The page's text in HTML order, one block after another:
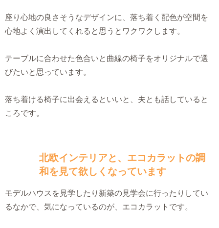
座り心地の良さそうなデザインに、落ち着く配色が空間を
心地よく演出してくれると思うとワクワクします。
テーブルに合わせた色合いと曲線の椅子をオリジナルで選
びたいと思っています。
落ち着ける椅子に出会えるといいと、夫とも話していると
ころです。
北欧インテリアと、エコカラットの調
和を見て欲しくなっています
モデルハウスを見学したり新築の見学会に行ったりしてい
るなかで、気になっているのが、エコカラットです。